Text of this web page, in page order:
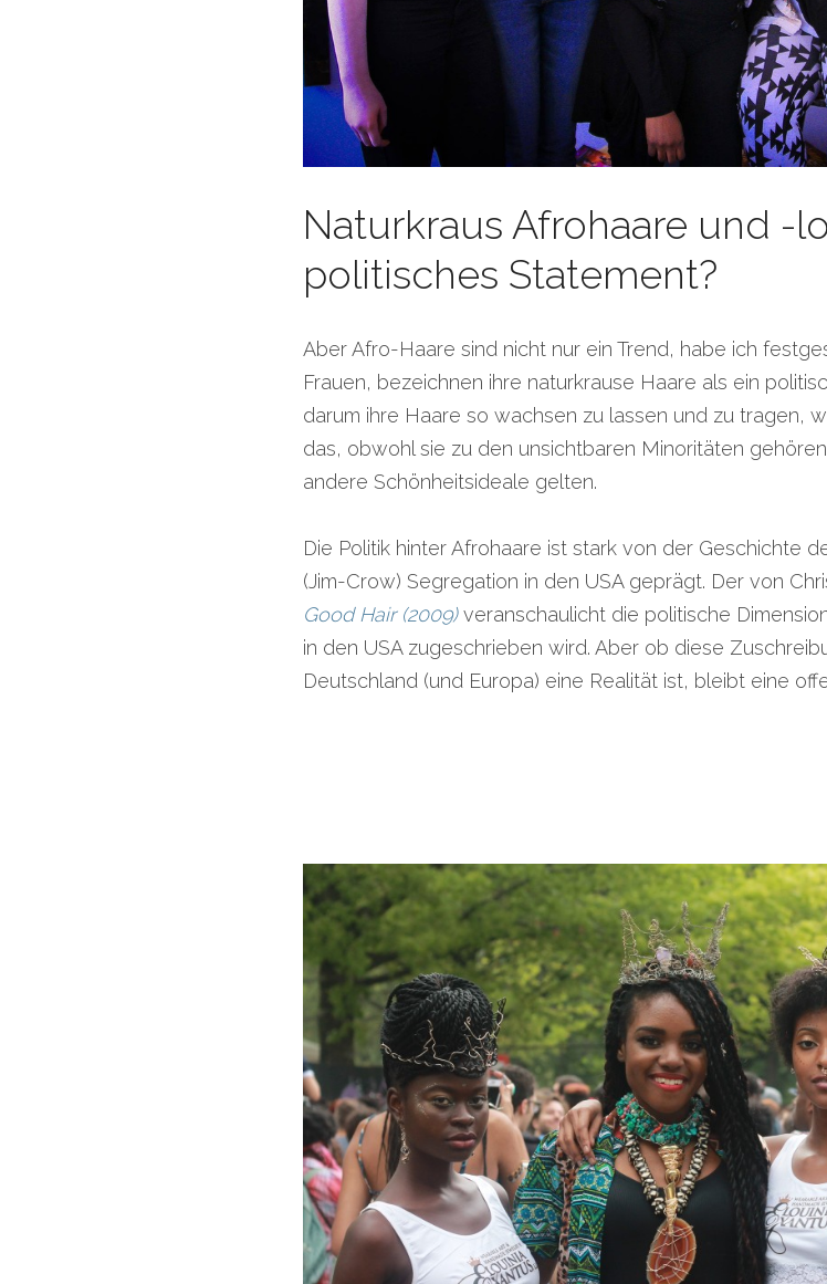
Naturkraus Afrohaare und -
politisches Statement?
Aber Afro-Haare sind nicht nur ein Trend, habe ich
Frauen, bezeichnen ihre naturkrause Haare als ein
darum ihre Haare so wachsen zu lassen und zu tragen,
das, obwohl sie zu den unsichtbaren Minoritäten
andere Schönheitsideale gelten.
Die Politik hinter Afrohaare ist stark von der Geschichte
Good Hair (2009) veranschaulicht die politische
in den USA zugeschrieben wird. Aber ob diese
Deutschland (und Europa) eine Realität ist, bleibt eine